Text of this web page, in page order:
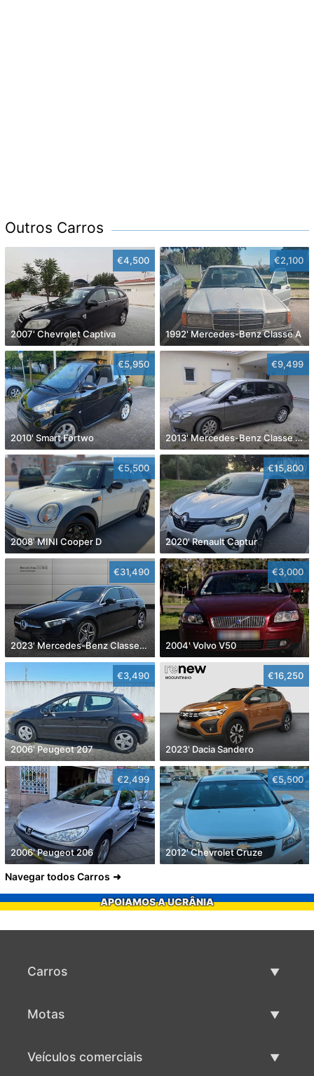
Outros Carros
€4,500
2007' Chevrolet Captiva
€2,100
1992' Mercedes-Benz Classe A
€5,950
2010' Smart Fortwo
€9,499
2013' Mercedes-Benz Classe B Cdi Style Aut.
€5,500
2008' MINI Cooper D
€15,800
2020' Renault Captur
€31,490
2023' Mercedes-Benz Classe A D Amg Line Aut.
€3,000
2004' Volvo V50
€3,490
2006' Peugeot 207
€16,250
2023' Dacia Sandero
€2,499
2006' Peugeot 206
€5,500
2012' Chevrolet Cruze
Navegar todos Carros
APOIAMOS A UCRÂNIA
Carros
Motas
Veículos comerciais